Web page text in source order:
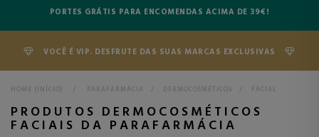
PORTES GRÁTIS PARA ENCOMENDAS ACIMA DE 39€!
VOCÊ É VIP. DESFRUTE DAS SUAS MARCAS EXCLUSIVAS
HOME (INÍCIO) > PARAFARMÁCIA > DERMOCOSMÉTICOS > FACIAL
PRODUTOS DERMOCOSMÉTICOS
FACIAIS DA PARAFARMÁCIA